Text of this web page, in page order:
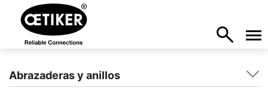
Abrazaderas y anillos